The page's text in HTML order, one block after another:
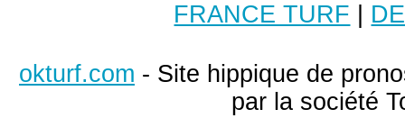
FRANCE TURF
okturf.com - Site hippique de
par la société